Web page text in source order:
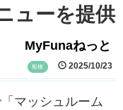
ューを提供
MyFunaねっと
船橋 2025/10/23
マッシュルーム